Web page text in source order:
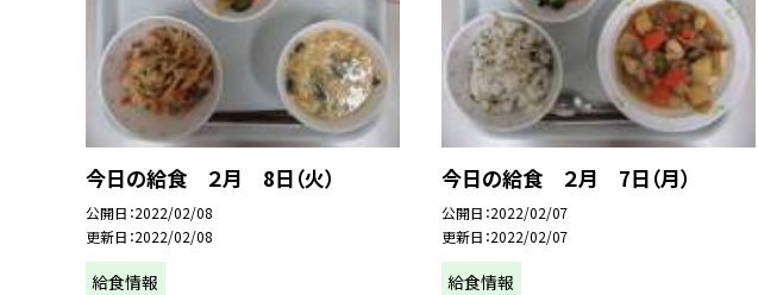
今日の給食 ２月 8日（火）
公開日 2022/02/08
更新日 2022/02/08
給食情報
今日の給食 ２月 7日（月）
公開日 2022/02/07
更新日 2022/02/07
給食情報